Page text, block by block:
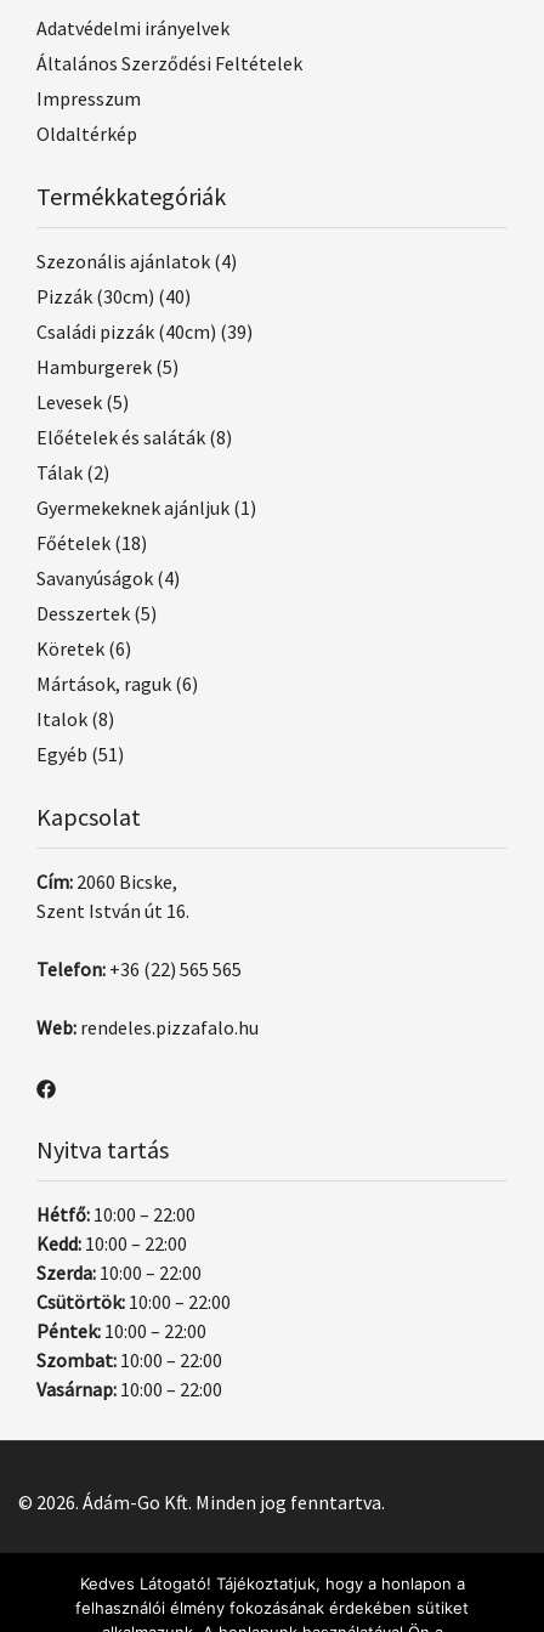
Adatvédelmi irányelvek
Általános Szerződési Feltételek
Impresszum
Oldaltérkép
Termékkategóriák
Szezonális ajánlatok (4)
Pizzák (30cm) (40)
Családi pizzák (40cm) (39)
Hamburgerek (5)
Levesek (5)
Előételek és saláták (8)
Tálak (2)
Gyermekeknek ajánljuk (1)
Főételek (18)
Savanyúságok (4)
Desszertek (5)
Köretek (6)
Mártások, raguk (6)
Italok (8)
Egyéb (51)
Kapcsolat
Cím: 2060 Bicske,
Szent István út 16.
Telefon: +36 (22) 565 565
Web: rendeles.pizzafalo.hu
Nyitva tartás
Hétfő: 10:00 – 22:00
Kedd: 10:00 – 22:00
Szerda: 10:00 – 22:00
Csütörtök: 10:00 – 22:00
Péntek: 10:00 – 22:00
Szombat: 10:00 – 22:00
Vasárnap: 10:00 – 22:00
© 2026. Ádám-Go Kft. Minden jog fenntartva.
Kedves Látogató! Tájékoztatjuk, hogy a honlapon a
felhasználói élmény fokozásának érdekében sütiket